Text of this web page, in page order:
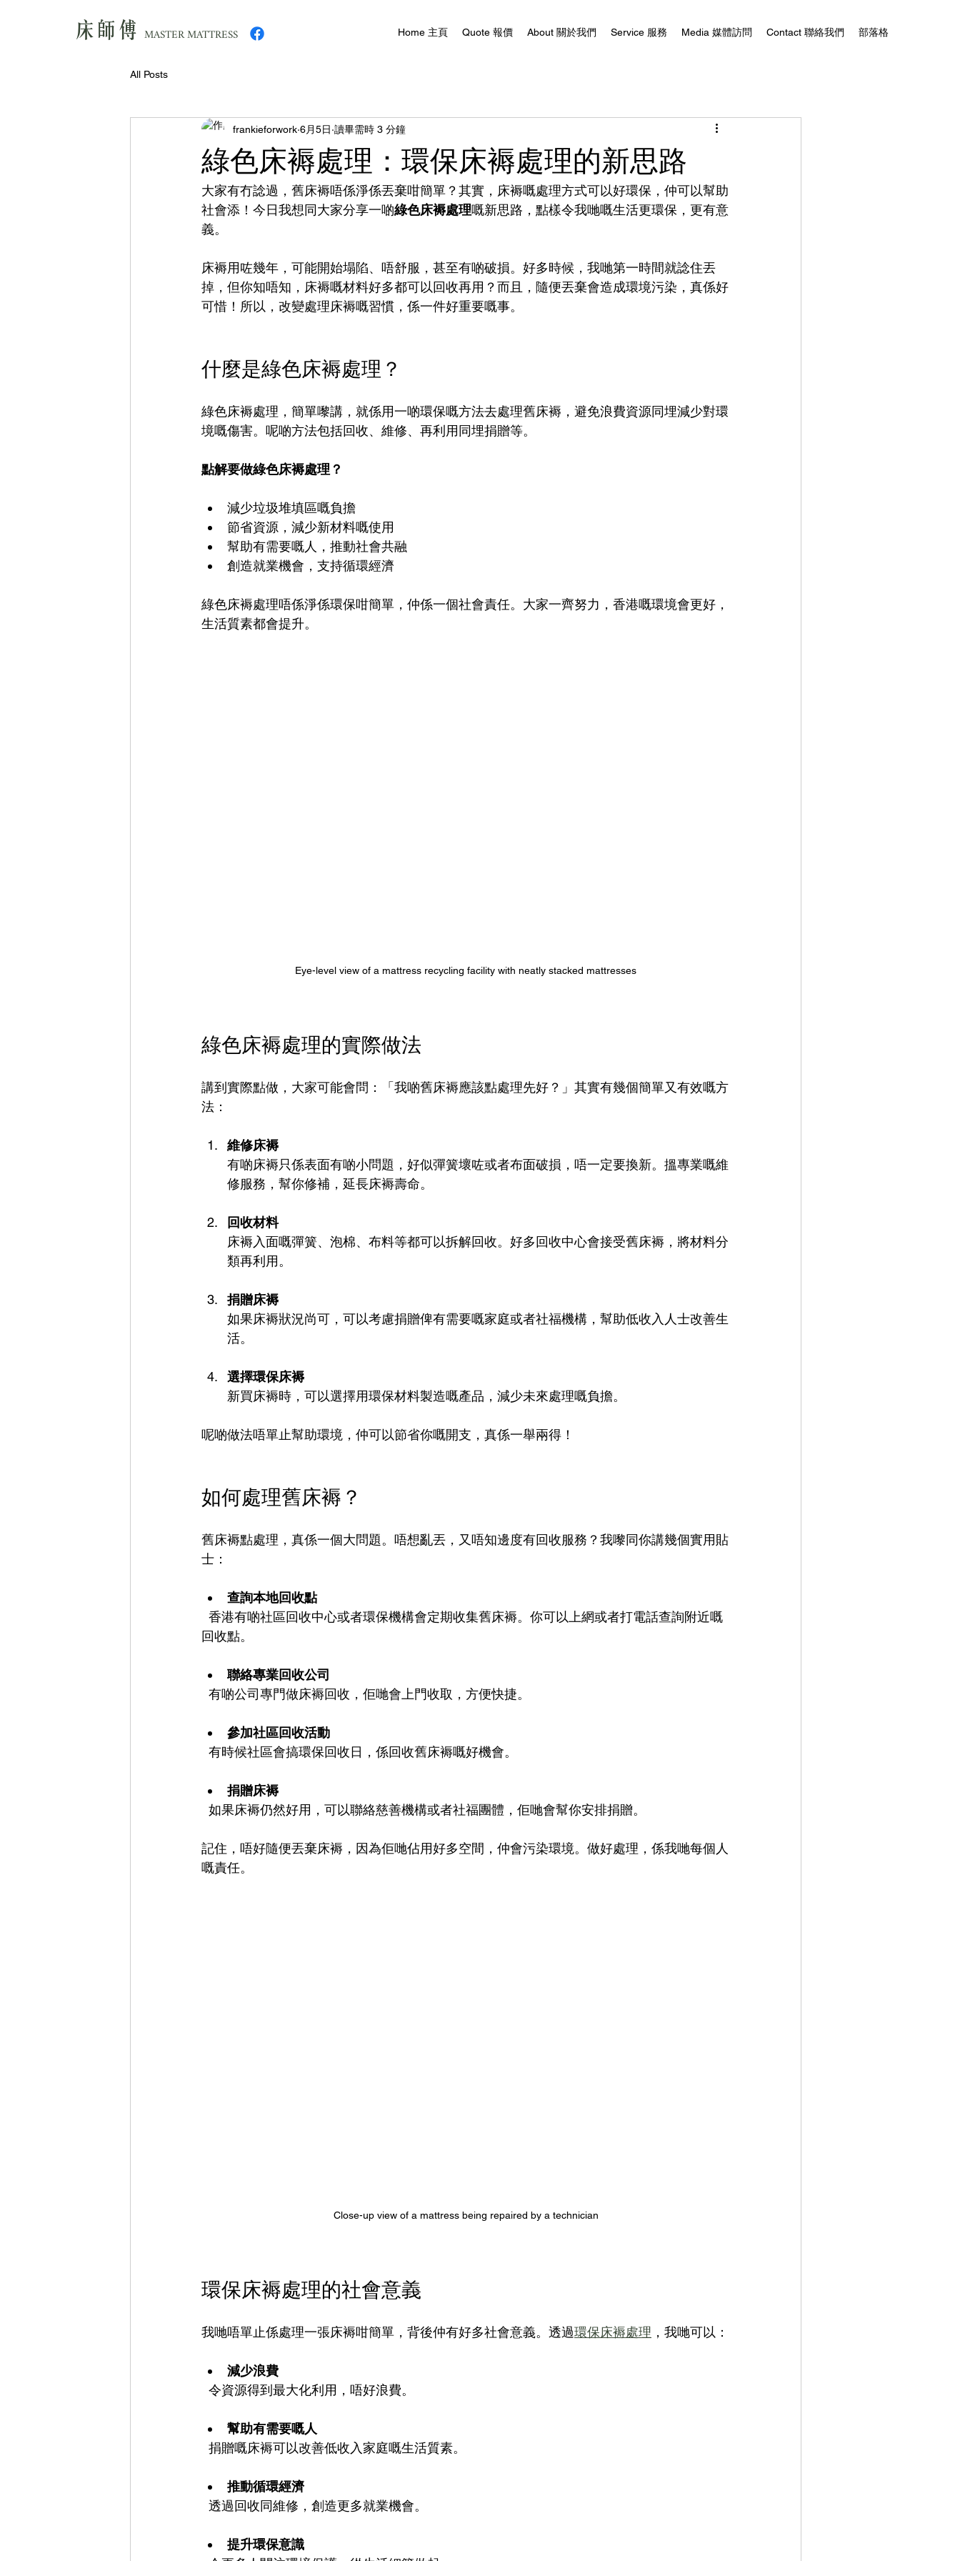
床師傅 MASTER MATTRESS Home 主頁 Quote 報價 About 關於我們 Service 服務 Media 媒體訪問 Contact 聯絡我們 部落格
All Posts
綠色床褥處理：環保床褥處理的新思路
frankieforwork 6月5日 讀畢需時 3 分鐘
大家有冇諗過，舊床褥唔係淨係丟棄咁簡單？其實，床褥嘅處理方式可以好環保，仲可以幫助
社會添！今日我想同大家分享一啲綠色床褥處理嘅新思路，點樣令我哋嘅生活更環保，更有意
義。
床褥用咗幾年，可能開始塌陷、唔舒服，甚至有啲破損。好多時候，我哋第一時間就諗住丟
掉，但你知唔知，床褥嘅材料好多都可以回收再用？而且，隨便丟棄會造成環境污染，真係好
可惜！所以，改變處理床褥嘅習慣，係一件好重要嘅事。
什麼是綠色床褥處理？
綠色床褥處理，簡單嚟講，就係用一啲環保嘅方法去處理舊床褥，避免浪費資源同埋減少對環
境嘅傷害。呢啲方法包括回收、維修、再利用同埋捐贈等。
點解要做綠色床褥處理？
減少垃圾堆填區嘅負擔
節省資源，減少新材料嘅使用
幫助有需要嘅人，推動社會共融
創造就業機會，支持循環經濟
綠色床褥處理唔係淨係環保咁簡單，仲係一個社會責任。大家一齊努力，香港嘅環境會更好，
生活質素都會提升。
Eye-level view of a mattress recycling facility with neatly stacked mattresses
綠色床褥處理的實際做法
講到實際點做，大家可能會問：「我啲舊床褥應該點處理先好？」其實有幾個簡單又有效嘅方
法：
維修床褥
有啲床褥只係表面有啲小問題，好似彈簧壞咗或者布面破損，唔一定要換新。搵專業嘅維
修服務，幫你修補，延長床褥壽命。
回收材料
床褥入面嘅彈簧、泡棉、布料等都可以拆解回收。好多回收中心會接受舊床褥，將材料分
類再利用。
捐贈床褥
如果床褥狀況尚可，可以考慮捐贈俾有需要嘅家庭或者社福機構，幫助低收入人士改善生
活。
選擇環保床褥
新買床褥時，可以選擇用環保材料製造嘅產品，減少未來處理嘅負擔。
呢啲做法唔單止幫助環境，仲可以節省你嘅開支，真係一舉兩得！
如何處理舊床褥？
舊床褥點處理，真係一個大問題。唔想亂丟，又唔知邊度有回收服務？我嚟同你講幾個實用貼
士：
查詢本地回收點
回收點。
聯絡專業回收公司
  有啲公司專門做床褥回收，佢哋會上門收取，方便快捷。
參加社區回收活動
  有時候社區會搞環保回收日，係回收舊床褥嘅好機會。
捐贈床褥
  如果床褥仍然好用，可以聯絡慈善機構或者社福團體，佢哋會幫你安排捐贈。
記住，唔好隨便丟棄床褥，因為佢哋佔用好多空間，仲會污染環境。做好處理，係我哋每個人
嘅責任。
Close-up view of a mattress being repaired by a technician
環保床褥處理的社會意義
我哋唔單止係處理一張床褥咁簡單，背後仲有好多社會意義。透過環保床褥處理 ，我哋可以：
減少浪費
  令資源得到最大化利用，唔好浪費。
幫助有需要嘅人
  捐贈嘅床褥可以改善低收入家庭嘅生活質素。
推動循環經濟
  透過回收同維修，創造更多就業機會。
提升環保意識